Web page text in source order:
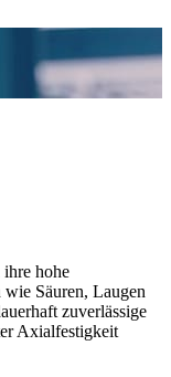
hohe
Säuren, Laugen
zuverlässige
Axialfestigkeit